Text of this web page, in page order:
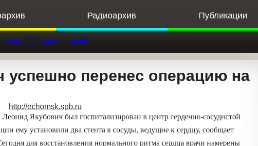
Радиоархив Публикации
поиск записей
перенес операцию на
http://echomsk.spb.ru
Леонид Якубович был госпитализирован в центр
Бакулева. В ходе операции ему установили два стента в